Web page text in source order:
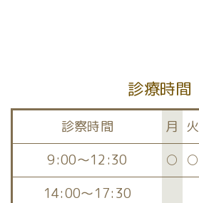
診療時間
診察時間 月 火
9:00～12:30
○ ○
14:00〜17:30